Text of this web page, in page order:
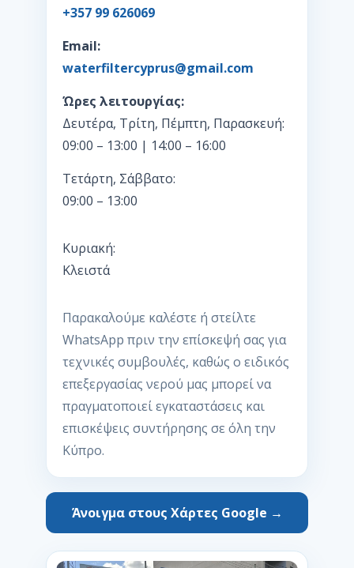
+357 99 626069
Email:
waterfiltercyprus@gmail.com
Ώρες λειτουργίας:
Δευτέρα, Τρίτη, Πέμπτη, Παρασκευή:
09:00 – 13:00 | 14:00 – 16:00
Τετάρτη, Σάββατο:
09:00 – 13:00
Κυριακή:
Κλειστά
Παρακαλούμε καλέστε ή στείλτε
WhatsApp πριν την επίσκεψή σας για
τεχνικές συμβουλές, καθώς ο ειδικός
επεξεργασίας νερού μας μπορεί να
πραγματοποιεί εγκαταστάσεις και
επισκέψεις συντήρησης σε όλη την
Κύπρο.
Άνοιγμα στους Χάρτες Google →